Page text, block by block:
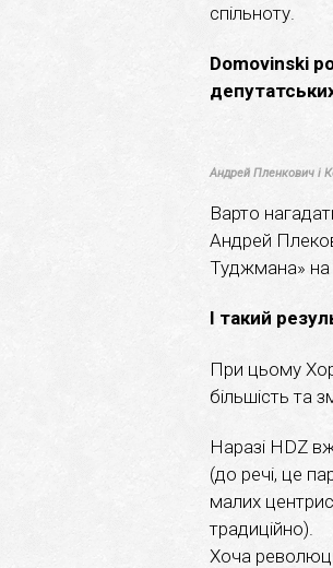
спільноту.
Domovinski
Андрей Пленкович і
Варто
Андрей
Туджмана» на
І такий
При цьому
більшість та
Наразі HDZ
(до речі, це
малих
традиційно).
Хоча